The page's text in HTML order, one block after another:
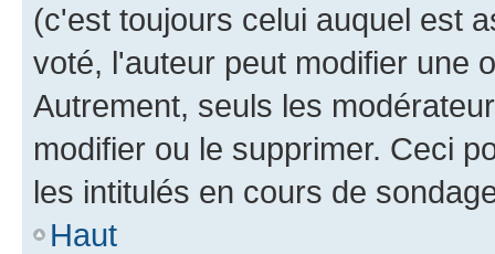
(c'est toujours celui auquel est
voté, l'auteur peut modifier une
Autrement, seuls les
modifier ou le supprimer. Ceci
les intitulés en cours de
Haut